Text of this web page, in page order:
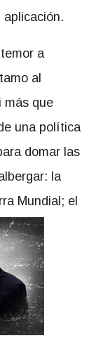
a
al
más que
una política
domar las
la
Mundial; el